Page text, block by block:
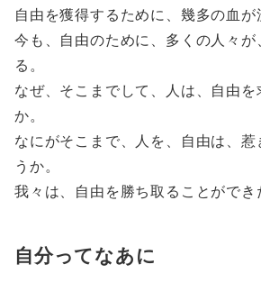
自由を獲得するために、幾多の血が
今も、自由のために、多くの人々が
る。
なぜ、そこまでして、人は、自由を
か。
なにがそこまで、人を、自由は、惹
うか。
我々は、自由を勝ち取ることができ
自分ってなあに